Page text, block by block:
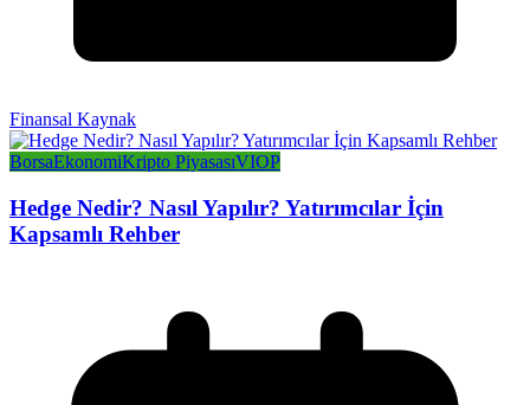
Finansal Kaynak
BorsaEkonomiKripto PiyasasıVIOP
Hedge Nedir? Nasıl Yapılır? Yatırımcılar İçin
Kapsamlı Rehber